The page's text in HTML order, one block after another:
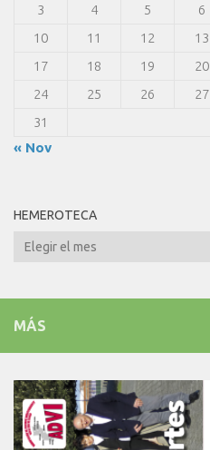
3
4 5 6
10
11 12 13
17
18 19 20
24
25 26 27
31
« Nov
HEMEROTECA
Hemeroteca
MÁS